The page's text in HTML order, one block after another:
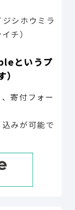
シホウミラ
チ）
というプ
寄付フォー
みが可能で